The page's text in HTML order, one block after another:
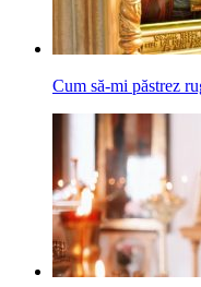
Cum să-mi păstrez